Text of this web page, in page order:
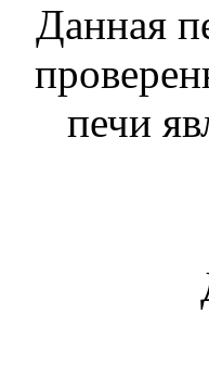
Данная
печи